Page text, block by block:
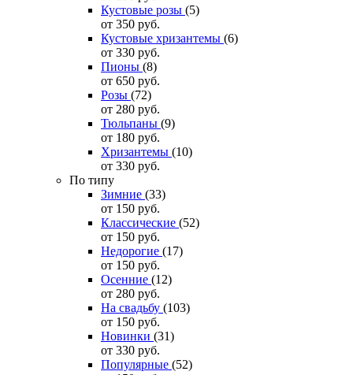
Кустовые розы (5)
от 350 руб.
Кустовые хризантемы (6)
от 330 руб.
Пионы (8)
от 650 руб.
Розы (72)
от 280 руб.
Тюльпаны (9)
от 180 руб.
Хризантемы (10)
от 330 руб.
По типу
Зимние (33)
от 150 руб.
Классические (52)
от 150 руб.
Недорогие (17)
от 150 руб.
Осенние (12)
от 280 руб.
На свадьбу (103)
от 150 руб.
Новинки (31)
от 330 руб.
Популярные (52)